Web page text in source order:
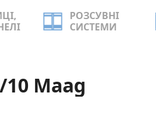
РОЗСУВНІ
СИСТЕМИ
Maag